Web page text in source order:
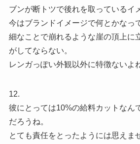
ブンが断トツで後れを取っているイ
今はブランドイメージで何とかなっ
細なことで崩れるような崖の頂上に
がしてならない。
レンガっぽい外観以外に特徴ないよ
12.
彼にとっては10%の給料カットなん
だろうね。
とても責任をとったようには思えま